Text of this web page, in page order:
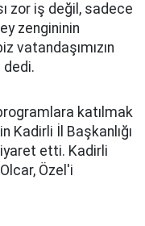
zor iş değil, sadece
zengininin
vatandaşımızın
dedi.
katılmak
Kadirli İl Başkanlığı
etti. Kadirli
Özel'i